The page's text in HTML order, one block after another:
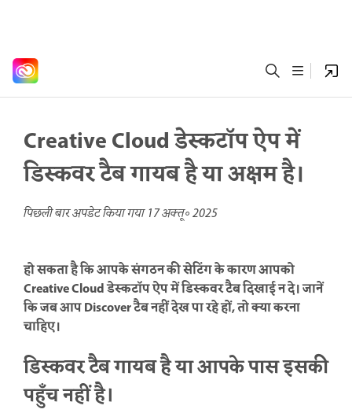
Creative Cloud डेस्कटॉप ऐप में
डिस्कवर टैब गायब है या अक्षम है।
पिछली बार अपडेट किया गया17 अक्तू॰ 2025
हो सकता है कि आपके संगठन की सेटिंग के कारण आपको
Creative Cloud डेस्कटॉप ऐप में डिस्कवर टैब दिखाई न दे। जानें
कि जब आप Discover टैब नहीं देख पा रहे हों, तो क्या करना
चाहिए।
डिस्कवर टैब गायब है या आपके पास इसकी
पहुँच नहीं है।